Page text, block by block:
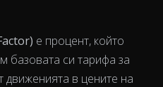
е процент, който
базовата си тарифа за
движенията в цените на